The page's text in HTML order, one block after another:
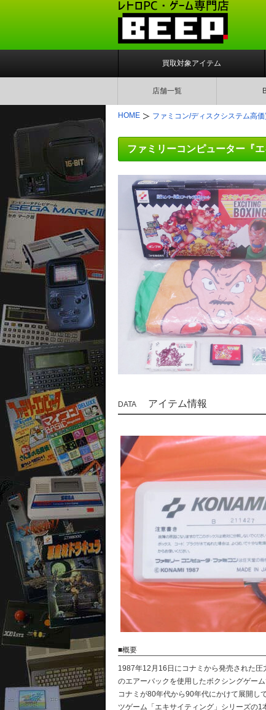
買取対象アイテム
店舗一覧
HOME ファミコン/ディスクシステム高価
ファミリーコンピューター『
アイテム情報
■概要
1987年12月16日にコナミから発売された圧
のエアーバックを使用したボクシングゲーム
コナミが80年代から90年代にかけて展開し
ツゲーム「エキサイティング」シリーズの1